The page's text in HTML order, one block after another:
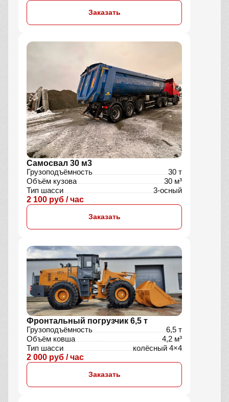
Заказать
Самосвал 30 м3
Грузоподъёмность
30 т
Объём кузова
30 м³
Тип шасси
3-осный
2 100 руб / час
Заказать
Фронтальный погрузчик 6,5 т
Грузоподъёмность
6,5 т
Объём ковша
4,2 м³
Тип шасси
колёсный 4×4
2 000 руб / час
Заказать